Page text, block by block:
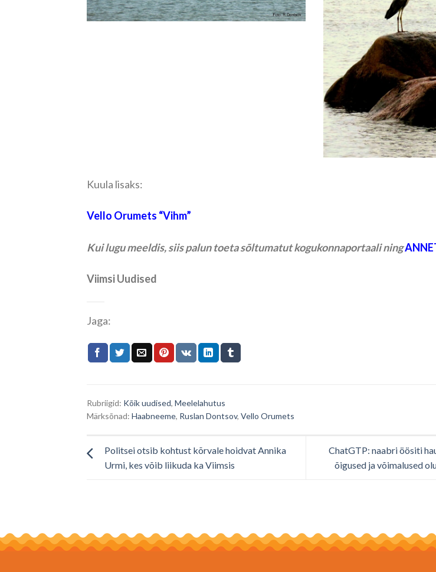
Kuula lisaks:
Vello Orumets “Vihm”
Kui lugu meeldis, siis palun toeta sõltumatut kogukonnaportaali ning
Viimsi Uudised
Jaga:
Rubriigid: Kõik uudised, Meelelahutus
Märksõnad: Haabneeme, Ruslan Dontsov, Vello Orumets
Politsei otsib kohtust kõrvale hoidvat Annika
Urmi, kes võib liikuda ka Viimsis
ChatGTP: naabri öösiti
õigused ja võimalused